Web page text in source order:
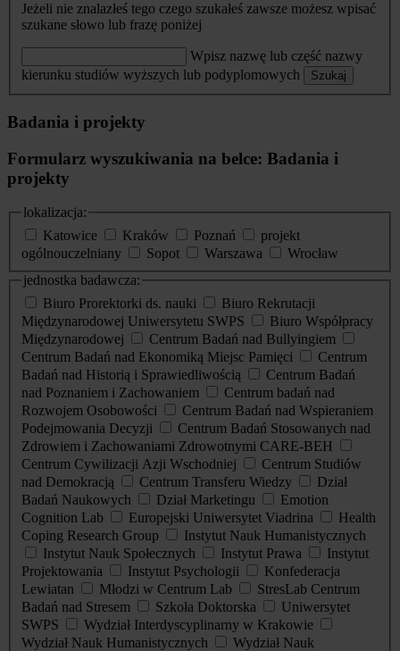
Jeżeli nie znalazłeś tego czego szukałeś zawsze możesz wpisać
szukane słowo lub frazę poniżej
Wpisz nazwę lub część nazwy
kierunku studiów wyższych lub podyplomowych
Szukaj
Badania i projekty
Formularz wyszukiwania na belce: Badania i
projekty
lokalizacja:
Katowice
Kraków Poznań
projekt
ogólnouczelniany
Sopot Warszawa
Wrocław
jednostka badawcza:
Biuro Prorektorki ds. nauki
Biuro Rekrutacji
Międzynarodowej Uniwersytetu SWPS
Biuro Współpracy
Międzynarodowej
Centrum Badań nad Bullyingiem
Centrum Badań nad Ekonomiką Miejsc Pamięci
Centrum
Badań nad Historią i Sprawiedliwością
Centrum Badań
nad Poznaniem i Zachowaniem
Centrum badań nad
Rozwojem Osobowości
Centrum Badań nad Wspieraniem
Podejmowania Decyzji
Centrum Badań Stosowanych nad
Zdrowiem i Zachowaniami Zdrowotnymi CARE-BEH
Centrum Cywilizacji Azji Wschodniej
Centrum Studiów
nad Demokracją
Centrum Transferu Wiedzy
Dział
Badań Naukowych
Dział Marketingu
Emotion
Cognition Lab
Europejski Uniwersytet Viadrina
Health
Coping Research Group
Instytut Nauk Humanistycznych
Instytut Nauk Społecznych
Instytut Prawa
Instytut
Projektowania
Instytut Psychologii
Konfederacja
Lewiatan
Młodzi w Centrum Lab
StresLab Centrum
Badań nad Stresem
Szkoła Doktorska
Uniwersytet
SWPS
Wydział Interdyscyplinarny w Krakowie
Wydział Nauk Humanistycznych
Wydział Nauk